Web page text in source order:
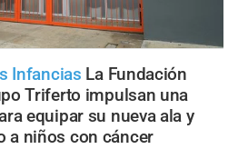
Infancias La Fundación
Triferto impulsan una
equipar su nueva ala y
a niños con cáncer